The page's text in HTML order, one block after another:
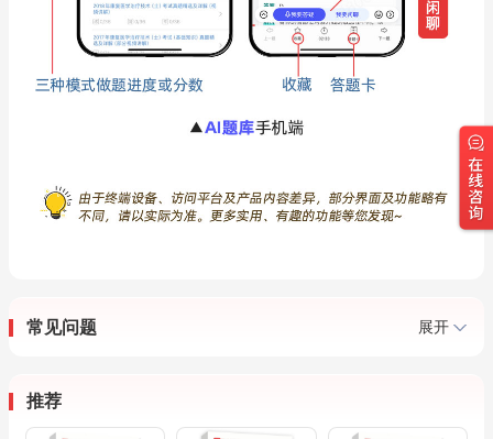
常见问题 展开
推荐